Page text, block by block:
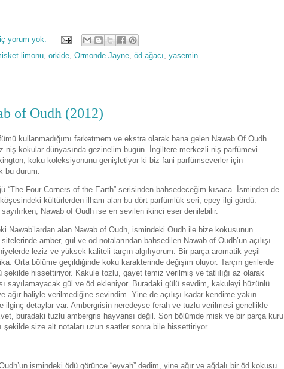
yorum yok:
limonu orkide Ormonde Jayne öd ağacı yasemin
of Oudh (2012)
kullanmadığımı farketmem ve ekstra olarak bana gelen Nawab Of Oudh
niş kokular dünyasında gezinelim bugün. İngiltere merkezli niş parfümevi
koku koleksiyonunu genişletiyor ki biz fani parfümseverler için
bu durum.
“The Four Corners of the Earth” serisinden bahsedeceğim kısaca. İsminden de
kültürlerden ilham alan bu dört parfümlük seri, epey ilgi gördü.
Nawab of Oudh ise en sevilen ikinci eser denilebilir.
Nawab’lardan alan Nawab of Oudh, ismindeki Oudh ile bize kokusunun
amber, gül ve öd notalarından bahsedilen Nawab of Oudh’un açılışı
leziz ve yüksek kaliteli tarçın algılıyorum. Bir parça aromatik yeşil
Orta bölüme geçildiğinde koku karakterinde değişim oluyor. Tarçın gerilerde
hissettiriyor. Kakule tozlu, gayet temiz verilmiş ve tatlılığı az olarak
sayılamayacak gül ve öd ekleniyor. Buradaki gülü sevdim, kakuleyi hüzünlü
ağır haliyle verilmediğine sevindim. Yine de açılışı kadar kendime yakın
ilginç detaylar var. Ambergrisin neredeyse ferah ve tuzlu verilmesi genellikle
buradaki tuzlu ambergris hayvansı değil. Son bölümde misk ve bir parça kuru
size alt notaları uzun saatler sonra bile hissettiriyor.
ismindeki ödü görünce “eyvah” dedim, yine ağır ve ağdalı bir öd kokusu